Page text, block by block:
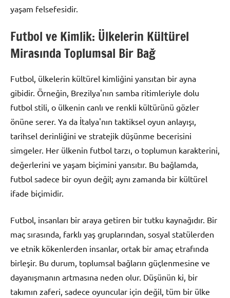
yaşam felsefesidir.
Futbol ve Kimlik: Ülkelerin Kültürel
Mirasında Toplumsal Bir Bağ
Futbol, ülkelerin kültürel kimliğini yansıtan bir ayna
gibidir. Örneğin, Brezilya'nın samba ritimleriyle dolu
futbol stili, o ülkenin canlı ve renkli kültürünü gözler
önüne serer. Ya da İtalya'nın taktiksel oyun anlayışı,
tarihsel derinliğini ve stratejik düşünme becerisini
simgeler. Her ülkenin futbol tarzı, o toplumun karakterini,
değerlerini ve yaşam biçimini yansıtır. Bu bağlamda,
futbol sadece bir oyun değil; aynı zamanda bir kültürel
ifade biçimidir.
Futbol, insanları bir araya getiren bir tutku kaynağıdır. Bir
maç sırasında, farklı yaş gruplarından, sosyal statülerden
ve etnik kökenlerden insanlar, ortak bir amaç etrafında
birleşir. Bu durum, toplumsal bağların güçlenmesine ve
dayanışmanın artmasına neden olur. Düşünün ki, bir
takımın zaferi, sadece oyuncular için değil, tüm bir ülke